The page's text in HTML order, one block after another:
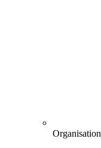
Organisation